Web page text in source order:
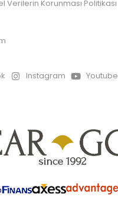
Verilerin Korunması Politikası
Instagram Youtube